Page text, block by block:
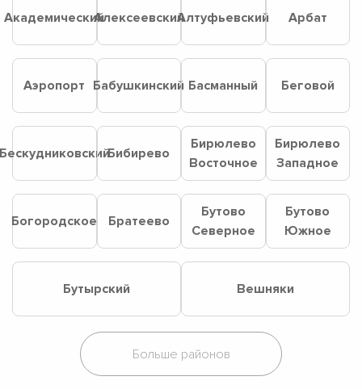
АкадемическийАлексеевскийАлтуфьевский Арбат
Аэропорт Бабушкинский Басманный Беговой
Бибирево
Бирюлево
Восточное
Бирюлево
Западное
Богородское Братеево
Бутово
Северное
Бутово
Южное
Бутырский Вешняки